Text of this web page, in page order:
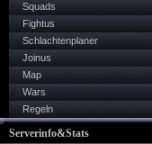
Squads
Fightus
Schlachtenplaner
Joinus
Map
Wars
Regeln
Serverinfo&Stats